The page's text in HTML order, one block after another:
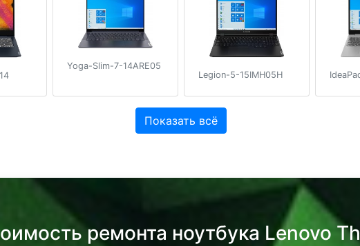
Yoga-Slim-7-14ARE05
Legion-5-15IMH05H
Показать всё
ремонта ноутбука Lenovo